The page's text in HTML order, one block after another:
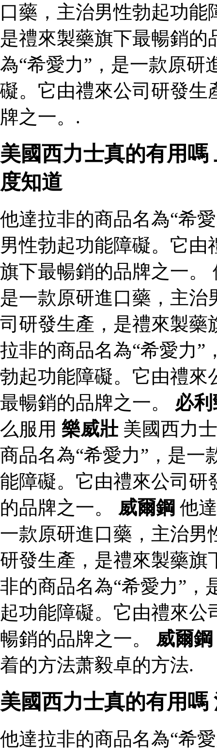
口藥，主治男性勃起功
是禮來製藥旗下最暢銷
為“希愛力”，是一款原研
礙。它由禮來公司研發生
牌之一。.
美國西力士真的有用
度知道
他達拉非的商品名為“希
男性勃起功能障礙。它
旗下最暢銷的品牌之一。
是一款原研進口藥，主
司研發生產，是禮來製藥
拉非的商品名為“希愛力”
勃起功能障礙。它由禮來
最暢銷的品牌之一。 必
么服用 樂威壯美國西力
商品名為“希愛力”，是一
能障礙。它由禮來公司研
的品牌之一。 威爾鋼 他
一款原研進口藥，主治男
研發生產，是禮來製藥旗
非的商品名為“希愛力”，
起功能障礙。它由禮來
暢銷的品牌之一。 威爾鋼
着的方法萧毅卓的方法.
美國西力士真的有用
他達拉非的商品名為“希